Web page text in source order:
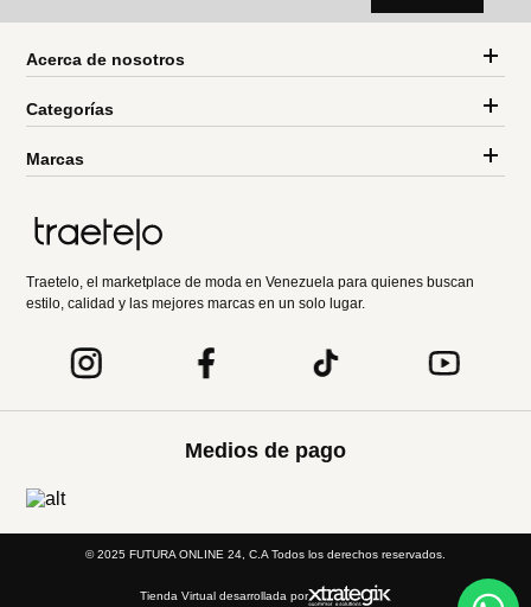
Acerca de nosotros
Categorías
Marcas
Traetelo, el marketplace de moda en Venezuela para quienes buscan
estilo, calidad y las mejores marcas en un solo lugar.
Medios de pago
© 2025 FUTURA ONLINE 24, C.A Todos los derechos reservados.
Tienda Virtual desarrollada por